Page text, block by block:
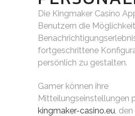
Die Kingmaker Casino
Benutzern die
fortgeschrittene
persönlich zu gestalten.
Gamer können ihre
Mitteilungseinstellungen
kingmaker-casino.eu ,